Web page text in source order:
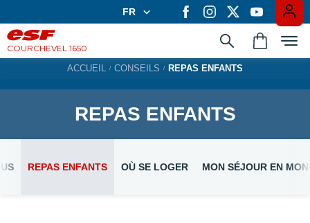
FR
COURCHEVEL 1650
Apprendre en groupe
Les cours privés
ACCUEIL CONSEILS REPAS ENFANTS
REPAS ENFANTS
REPAS ENFANTS OÙ SE LOGER MON SÉJOUR EN